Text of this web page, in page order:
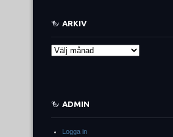
ARKIV
Arkiv
ADMIN
Logga in